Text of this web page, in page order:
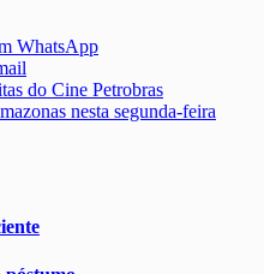
WhatsApp
do Cine Petrobras
nesta segunda-feira